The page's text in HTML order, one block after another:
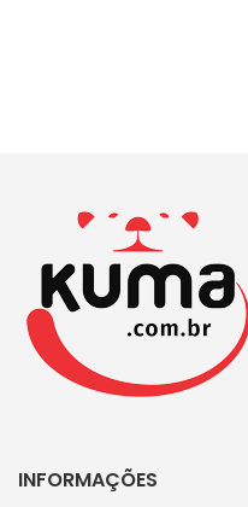
INFORMAÇÕES